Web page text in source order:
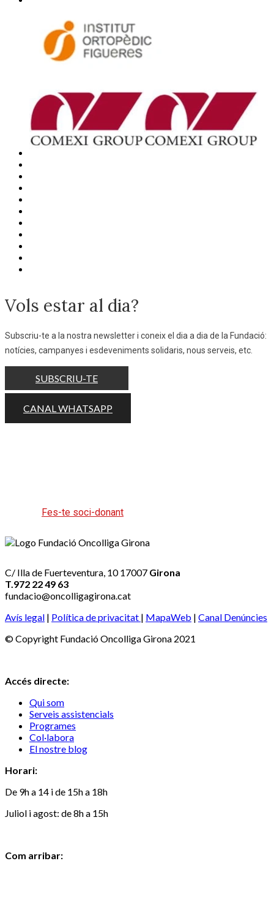
Vols estar al dia?
Subscriu-te a la nostra newsletter i coneix el dia a dia de la Fundació:
notícies, campanyes i esdeveniments solidaris, nous serveis, etc.
SUBSCRIU-TE
CANAL WHATSAPP
Fes-te soci-donant
C/ Illa de Fuerteventura, 10 17007 Girona
T.972 22 49 63
fundacio@oncolligagirona.cat
Avís legal | Política de privacitat | MapaWeb | Canal Denúncies
© Copyright Fundació Oncolliga Girona 2021
Accés directe:
Qui som
Serveis assistencials
Programes
Col·labora
El nostre blog
Horari:
De 9h a 14 i de 15h a 18h
Juliol i agost: de 8h a 15h
Com arribar: